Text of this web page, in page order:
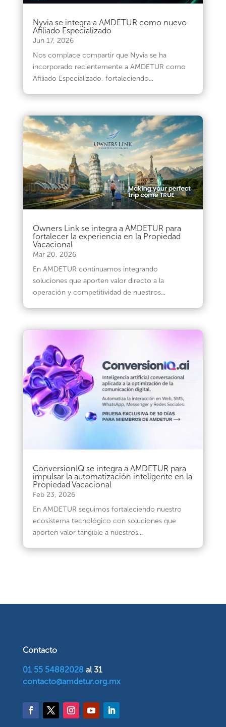
Nyvia se integra a AMDETUR como nuevo
Afiliado Especializado
Jun 17, 2026
Nos complace compartir que Nyvia se ha
incorporado recientemente a AMDETUR como
Afiliado Especializado, fortaleciendo...
Owners Link se integra a AMDETUR para
fortalecer la experiencia en la Propiedad
Vacacional
Mar 20, 2026
En AMDETUR continuamos integrando
soluciones que aporten valor directo a la
operación y competitividad de nuestros...
ConversionIQ se integra a AMDETUR para
impulsar la automatización inteligente en la
Propiedad Vacacional
Feb 23, 2026
En AMDETUR seguimos fortaleciendo nuestro
ecosistema tecnológico con soluciones que
aporten valor tangible a nuestros...
Contacto
01 55 54882028 al 31
contacto@amdetur.org.mx